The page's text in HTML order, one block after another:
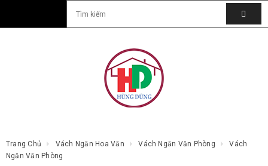
Trang Chủ Vách Ngăn Hoa Văn Vách Ngăn Văn Phòng
Vách
Ngăn Văn Phòng